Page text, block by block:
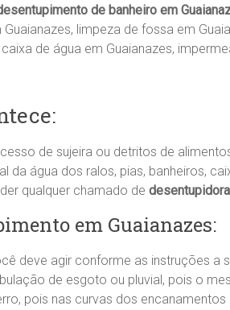
de banheiro em
limpeza de fossa em
de água em Guaianazes,
de sujeira ou detritos de
água dos ralos, pias, banheiros,
qualquer chamado de
em Guaianazes:
deve agir conforme as instruções a
de esgoto ou pluvial, pois o
pois nas curvas dos